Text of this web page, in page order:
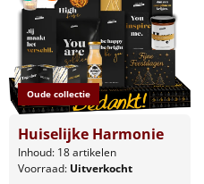
Oude collectie
Huiselijke Harmonie
Inhoud: 18 artikelen
Voorraad: Uitverkocht